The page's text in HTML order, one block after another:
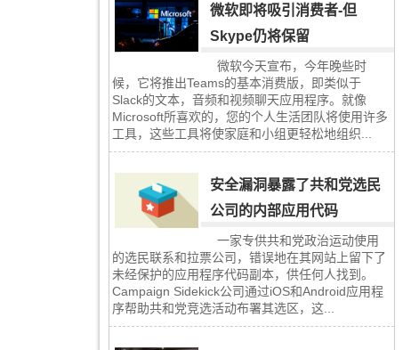
微软即将吸引消费者-但
Skype仍将保留
微软今天宣布，今年晚些时
候，它将推出Teams的基本消费版，即类似于
Slack的文本，音频和视频聊天应用程序。就像
Microsoft所喜欢的，您的个人生活团队将使用许多
工具，这些工具将使家庭和小组更轻松地组织...
安全漏洞暴露了共和党选民
公司的内部应用代码
一家专供共和党政治运动使用
的选民联系和拉票公司，错误地在其网站上留下了
未经保护的应用程序代码副本，供任何人找到。
Campaign Sidekick公司通过iOS和Android应用程
序帮助共和党竞选活动布署其选区，这...